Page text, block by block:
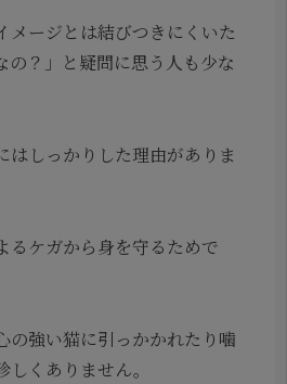
メージとは結びつきにくいた
の？」と疑問に思う人も少な
はしっかりした理由がありま
るケガから身を守るためで
の強い猫に引っかかれたり噛
くありません。